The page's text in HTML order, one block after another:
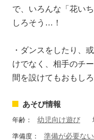
で、いろんな「花い
しろそう…！
・ダンスをしたり、
けでなく、相手のチ
間を設けてもおも
あそび情報
年齢： 幼児向け遊び
準備度： 準備が必要な